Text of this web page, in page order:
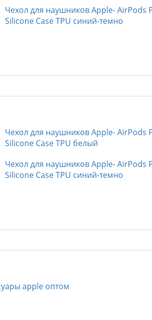
Чехол для наушников Apple- AirPods
Silicone Case TPU синий-темно
Чехол для наушников Apple- AirPods
Silicone Case TPU белый
Чехол для наушников Apple- AirPods
Silicone Case TPU синий-темно
apple оптом